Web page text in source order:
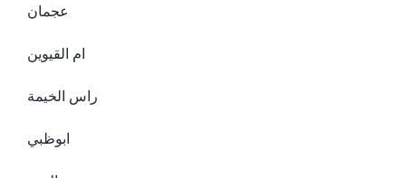
عجمان
ام القيوين
راس الخيمة
ابوظبي